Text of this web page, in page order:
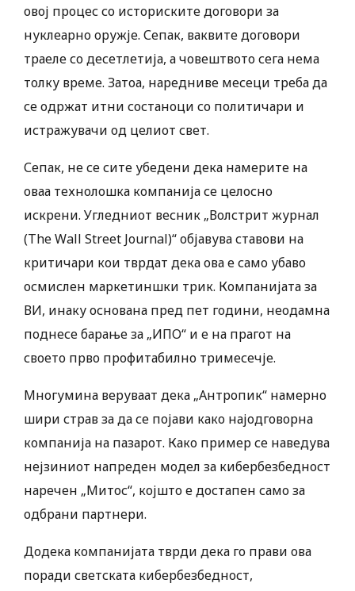
овој процес со историските договори за
нуклеарно оружје. Сепак, ваквите договори
траеле со десетлетија, а човештвото сега нема
толку време. Затоа, наредниве месеци треба да
се одржат итни состаноци со политичари и
истражувачи од целиот свет.
Сепак, не се сите убедени дека намерите на
оваа технолошка компанија се целосно
искрени. Угледниот весник „Волстрит журнал
(The Wall Street Journal)“ објавува ставови на
критичари кои тврдат дека ова е само убаво
осмислен маркетиншки трик. Компанијата за
ВИ, инаку основана пред пет години, неодамна
поднесе барање за „ИПО“ и е на прагот на
своето прво профитабилно тримесечје.
Многумина веруваат дека „Антропик“ намерно
шири страв за да се појави како најодговорна
компанија на пазарот. Како пример се наведува
нејзиниот напреден модел за кибербезбедност
наречен „Митос“, којшто е достапен само за
одбрани партнери.
Додека компанијата тврди дека го прави ова
поради светската кибербезбедност,